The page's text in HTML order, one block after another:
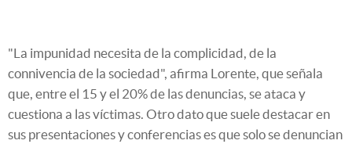
"La impunidad necesita de la complicidad, de la
connivencia de la sociedad", afirma Lorente, que señala
que, entre el 15 y el 20% de las denuncias, se ataca y
cuestiona a las víctimas. Otro dato que suele destacar en
sus presentaciones y conferencias es que solo se denuncian